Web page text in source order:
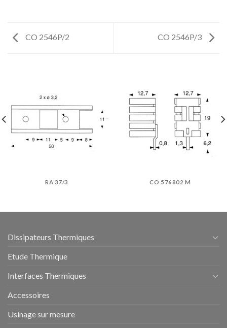
CO 2546P/2 CO 2546P/3
RA 37/3 CO 576802 M
Dissipateurs Thermiques
Etude Thermique
Interfaces Thermiques
Accessoires
Usinage sur mesure